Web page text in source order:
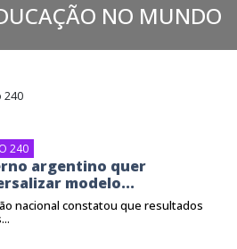
NO MUNDO
240
240
argentino quer
modelo...
nacional constatou que resultados